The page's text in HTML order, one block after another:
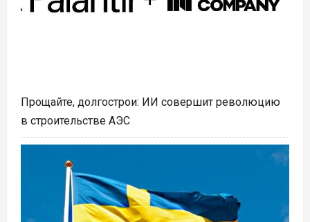
Прощайте, долгострои: ИИ совершит революцию
в строительстве АЭС